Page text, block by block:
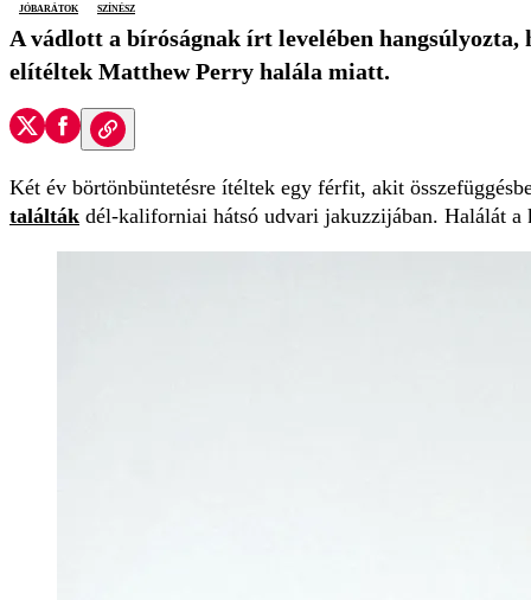
jóbarátok
színész
A vádlott a bíróságnak írt levelében
elítéltek Matthew Perry halála miatt.
Két év börtönbüntetésre ítéltek egy férfit, akit
találták dél-kaliforniai hátsó udvari jakuzzijában. Halálát a